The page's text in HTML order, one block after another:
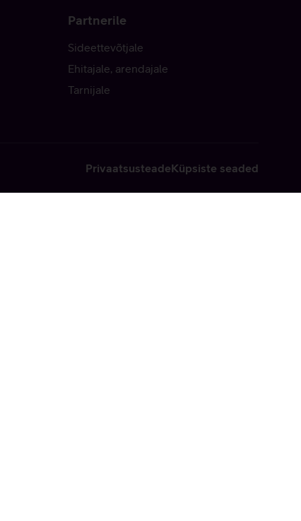
Partnerile
Sideettevõtjale
Ehitajale, arendajale
Tarnijale
PrivaatsusteadeKüpsiste seaded